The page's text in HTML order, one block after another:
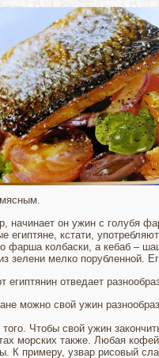
начинает он ужин с голубя
египтяне, кстати,
фарша колбаски, а кебаб –
зелени мелко порубленной.
египтянин отведает
можно свой ужин
Чтобы свой ужин
морских также. Любая
К примеру, узвар рисовый